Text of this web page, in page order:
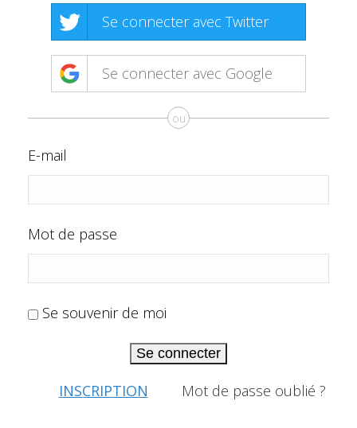
Se connecter avec Twitter
Se connecter avec Google
ou
E-mail
Mot de passe
Se souvenir de moi
Se connecter
INSCRIPTION Mot de passe oublié ?